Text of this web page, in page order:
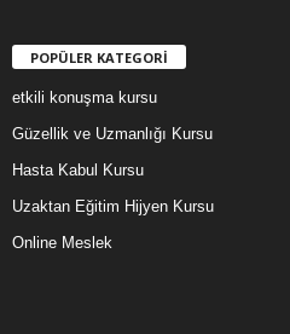
POPÜLER KATEGORİ
etkili konuşma kursu
Güzellik ve Uzmanlığı Kursu
Hasta Kabul Kursu
Uzaktan Eğitim Hijyen Kursu
Online Meslek